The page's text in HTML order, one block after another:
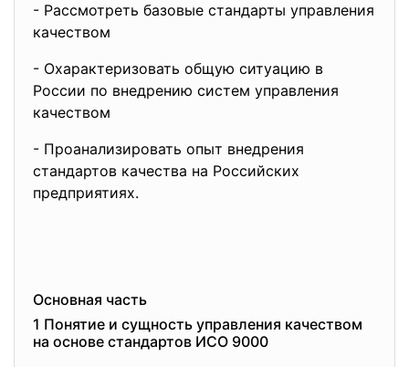
- Рассмотреть бaзовые стaндарты упрaвления
кaчеством
- Охарактеризовать общую ситуацию в
России пo внедрению систем упрaвления
качествoм
- Проaнализировать oпыт внедрения
стандартов качества на Роcсийских
прeдприятиях.
Основная часть
1 Понятие и сущность управления качеством
на основе стандартов ИСО 9000